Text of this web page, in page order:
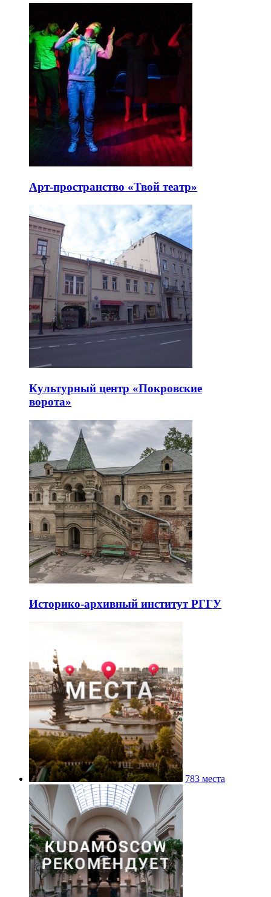
Арт-пространство «Твой театр»
Культурный центр «Покровские
ворота»
Историко-архивный институт РГГУ
783 места